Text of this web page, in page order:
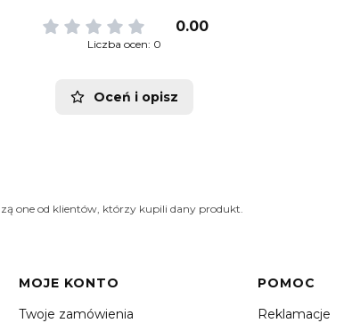
0.00
Liczba ocen: 0
Oceń i opisz
one od klientów, którzy kupili dany produkt.
MOJE KONTO
Twoje zamówienia
POMOC
Reklamacje